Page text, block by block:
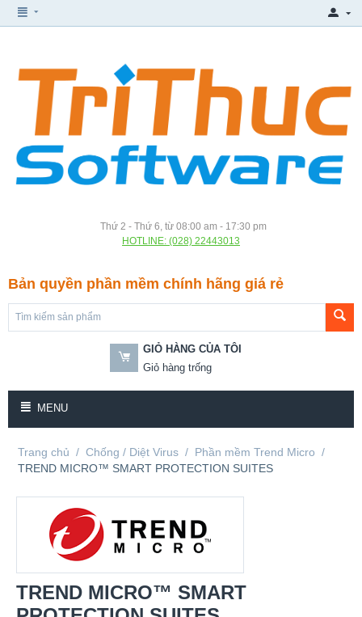
Thứ 2 - Thứ 6, từ 08:00 am - 17:30 pm
HOTLINE: (028) 22443013
Bản quyền phần mềm chính hãng giá rẻ
GIỎ HÀNG CỦA TÔI
Giỏ hàng trống
MENU
Trang chủ / Chống / Diệt Virus / Phần mềm Trend Micro /
TREND MICRO™ SMART PROTECTION SUITES
TREND MICRO™ SMART